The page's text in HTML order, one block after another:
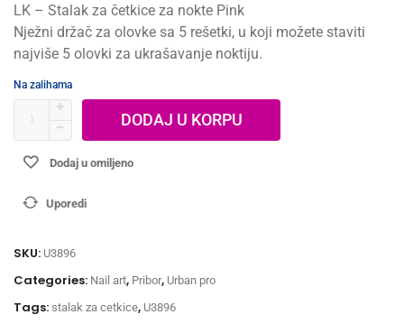
LK – Stalak za četkice za nokte Pink
Nježni držač za olovke sa 5 rešetki, u koji možete staviti
najviše 5 olovki za ukrašavanje noktiju.
Na zalihama
DODAJ U KORPU
Dodaj u omiljeno
Uporedi
SKU: U3896
Categories: Nail art, Pribor, Urban pro
Tags: stalak za cetkice, U3896